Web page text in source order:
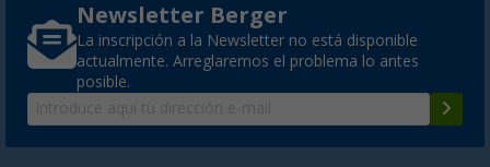
Newsletter Berger
La inscripción a la Newsletter no está disponible
actualmente. Arreglaremos el problema lo antes
posible.